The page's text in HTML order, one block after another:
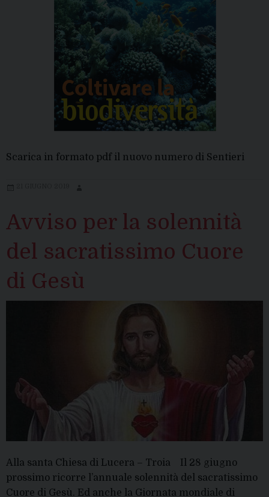
Scarica in formato pdf il nuovo numero di Sentieri
Avviso per la solennità
del sacratissimo Cuore
di Gesù
Alla santa Chiesa di Lucera – Troia Il 28 giugno
prossimo ricorre l’annuale solennità del sacratissimo
Cuore di Gesù. Ed anche la Giornata mondiale di